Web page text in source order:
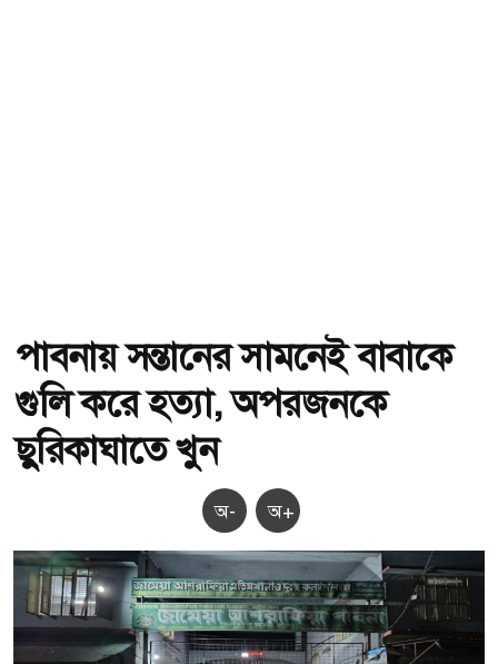
পাবনায় সন্তানের সামনেই বাবাকে
গুলি করে হত্যা, অপরজনকে
ছুরিকাঘাতে খুন
অ- অ+